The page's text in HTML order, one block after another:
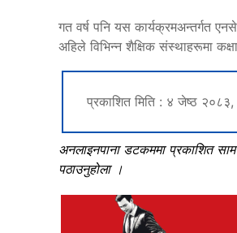
गत वर्ष पनि यस कार्यक्रमअन्तर्गत
अहिले विभिन्न शैक्षिक संस्थाहरूमा
प्रकाशित मिति : ४ जेष्ठ
अनलाइनपाना डटकममा प्रकाशित
पठाउनुहोला ।